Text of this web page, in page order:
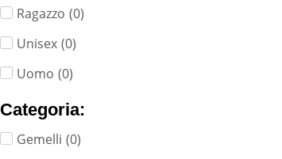
Ragazzo (0)
Unisex (0)
Uomo (0)
Categoria:
Gemelli (0)